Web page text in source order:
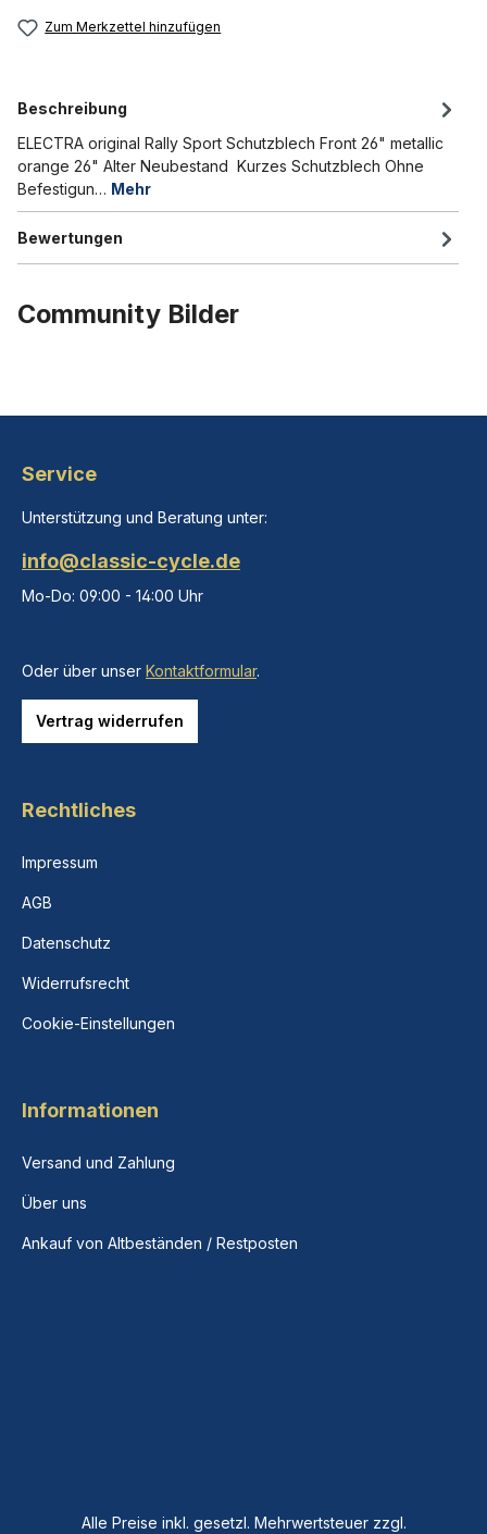
Zum Merkzettel hinzufügen
Beschreibung
ELECTRA original Rally Sport Schutzblech Front 26" metallic
orange 26" Alter Neubestand Kurzes Schutzblech Ohne
Befestigun… Mehr
Bewertungen
Community Bilder
Service
Unterstützung und Beratung unter:
info@classic-cycle.de
Mo-Do: 09:00 - 14:00 Uhr
Oder über unser Kontaktformular.
Vertrag widerrufen
Rechtliches
Impressum
AGB
Datenschutz
Widerrufsrecht
Cookie-Einstellungen
Informationen
Versand und Zahlung
Über uns
Ankauf von Altbeständen / Restposten
Alle Preise inkl. gesetzl. Mehrwertsteuer zzgl.